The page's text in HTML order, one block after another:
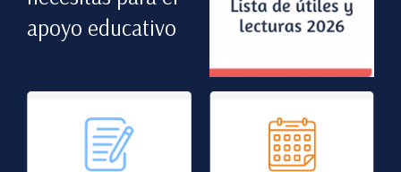
apoyo educativo